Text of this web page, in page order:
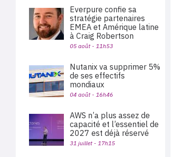
Everpure confie sa
stratégie partenaires
EMEA et Amérique latine
à Craig Robertson
05 août - 11h53
Nutanix va supprimer 5%
de ses effectifs
mondiaux
04 août - 16h46
AWS n’a plus assez de
capacité et l’essentiel de
2027 est déjà réservé
31 juillet - 17h15